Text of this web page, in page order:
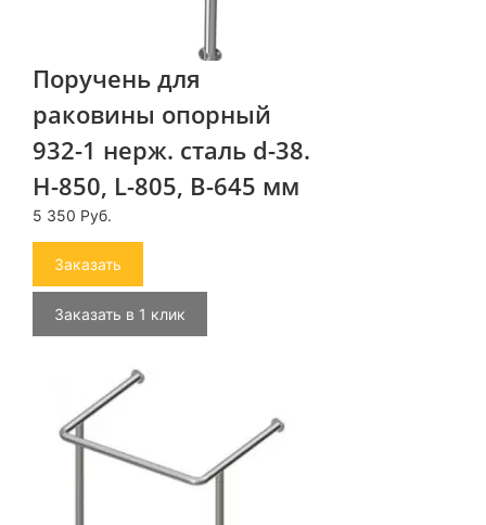
Поручень для
раковины опорный
932-1 нерж. сталь d-38.
H-850, L-805, B-645 мм
5 350 Руб.
Заказать
Заказать в 1 клик